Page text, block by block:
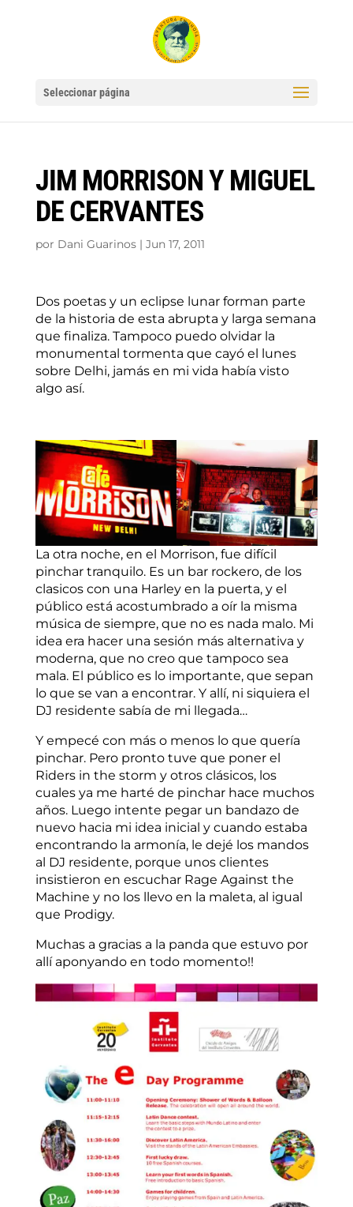
Seleccionar página
JIM MORRISON Y MIGUEL
DE CERVANTES
por Dani Guarinos| Jun 17, 2011
Dos poetas y un eclipse lunar forman parte
de la historia de esta abrupta y larga semana
que finaliza. Tampoco puedo olvidar la
monumental tormenta que cayó el lunes
sobre Delhi, jamás en mi vida había visto
algo así.
La otra noche, en el Morrison, fue difícil
pinchar tranquilo. Es un bar rockero, de los
clasicos con una Harley en la puerta, y el
público está acostumbrado a oír la misma
música de siempre, que no es nada malo. Mi
idea era hacer una sesión más alternativa y
moderna, que no creo que tampoco sea
mala. El público es lo importante, que sepan
lo que se van a encontrar. Y allí, ni siquiera el
DJ residente sabía de mi llegada…
Y empecé con más o menos lo que quería
pinchar. Pero pronto tuve que poner el
Riders in the storm y otros clásicos, los
cuales ya me harté de pinchar hace muchos
años. Luego intente pegar un bandazo de
nuevo hacia mi idea inicial y cuando estaba
encontrando la armonía, le dejé los mandos
al DJ residente, porque unos clientes
insistieron en escuchar Rage Against the
Machine y no los llevo en la maleta, al igual
que Prodigy.
Muchas a gracias a la panda que estuvo por
allí aponyando en todo momento!!